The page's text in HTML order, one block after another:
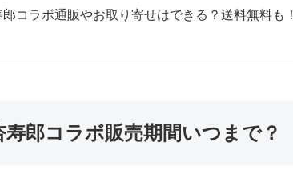
コラボ通販やお取り寄せはできる？送料無料も！
郎コラボ販売期間いつまで？